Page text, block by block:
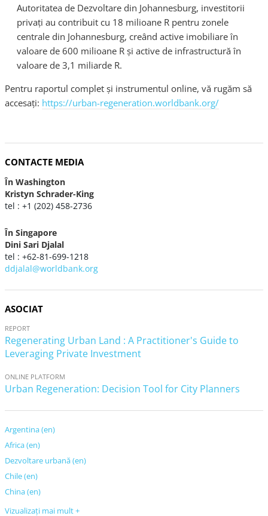
Autoritatea de Dezvoltare din Johannesburg, investitorii
privați au contribuit cu 18 milioane R pentru zonele
centrale din Johannesburg, creând active imobiliare în
valoare de 600 milioane R şi active de infrastructură în
valoare de 3,1 miliarde R.
Pentru raportul complet şi instrumentul online, vă rugăm să
accesaţi: https://urban-regeneration.worldbank.org/
CONTACTE MEDIA
În Washington
Kristyn Schrader-King
tel : +1 (202) 458-2736
În Singapore
Dini Sari Djalal
tel : +62-81-699-1218
ddjalal@worldbank.org
ASOCIAT
REPORT
Regenerating Urban Land : A Practitioner's Guide to
Leveraging Private Investment
ONLINE PLATFORM
Urban Regeneration: Decision Tool for City Planners
Argentina (en)
Africa (en)
Dezvoltare urbană (en)
Chile (en)
China (en)
Vizualizaţi mai mult +